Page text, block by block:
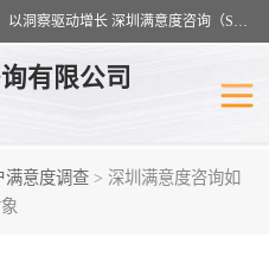
深耕满意度调研18载，用数据定义体验，以洞察驱动增长 深圳满意度咨询（SSC）：十八年专注，丈量每一份体验。
有限公司
满意度调查 > 深圳满意度咨询如